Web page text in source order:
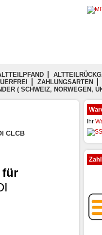
ZAHLUNGSARTEN
( SCHWEIZ, NORWEGEN,
CLCB
für
Ihr